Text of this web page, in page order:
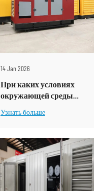
14 Jan 2026
При каких условиях
окружающей среды
защита комплекта
контейнере?
Узнать больше